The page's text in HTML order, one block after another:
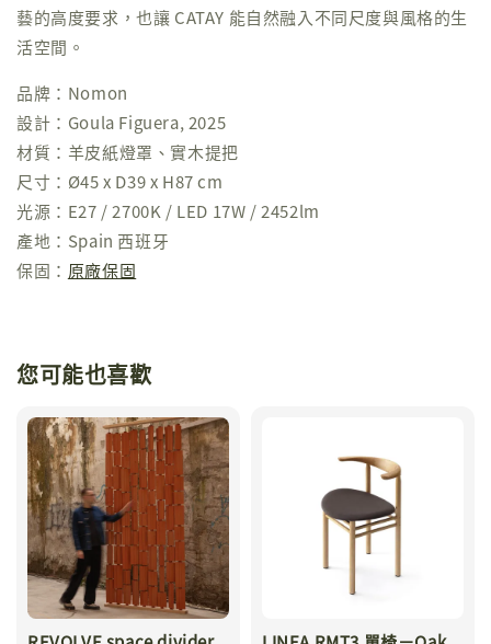
藝的高度要求，也讓 CATAY 能自然融入不同尺度與風格的生
活空間。
品牌：Nomon
設計：Goula Figuera, 2025
材質：羊皮紙燈罩、實木提把
尺寸：Ø45 x D39 x H87 cm
光源：E27 / 2700K / LED 17W / 2452lm
產地：Spain 西班牙
保固： 原廠保固
您可能也喜歡